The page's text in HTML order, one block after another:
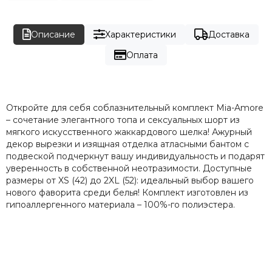
Описание Характеристики
Доставка
Оплата
Откройте для себя соблазнительный комплект Mia-Amore
– сочетание элегантного топа и сексуальных шорт из
мягкого искусственного жаккардового шелка! Ажурный
декор вырезки и изящная отделка атласными бантом с
подвеской подчеркнут вашу индивидуальность и подарят
уверенность в собственной неотразимости. Доступные
размеры от XS (42) до 2XL (52): идеальный выбор вашего
нового фаворита среди белья! Комплект изготовлен из
гипоаллергенного материала – 100%-го полиэстера.